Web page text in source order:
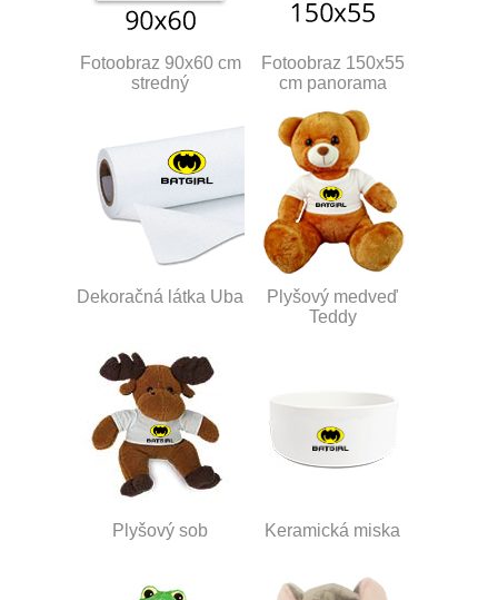
Fotoobraz 90x60 cm
stredný
Fotoobraz 150x55
cm panorama
Dekoračná látka Uba
Plyšový medveď
Teddy
Plyšový sob Keramická miska